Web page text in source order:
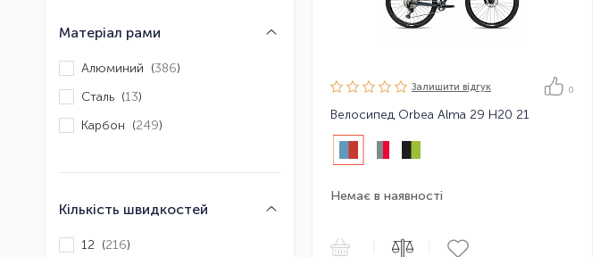
Матеріал рами
Алюминий (386)
Сталь (13)
Карбон (249)
Кількість швидкостей
12 (216)
Залишити вiдгук 0
Велосипед Orbea Alma 29 H20 21
Немає в наявності